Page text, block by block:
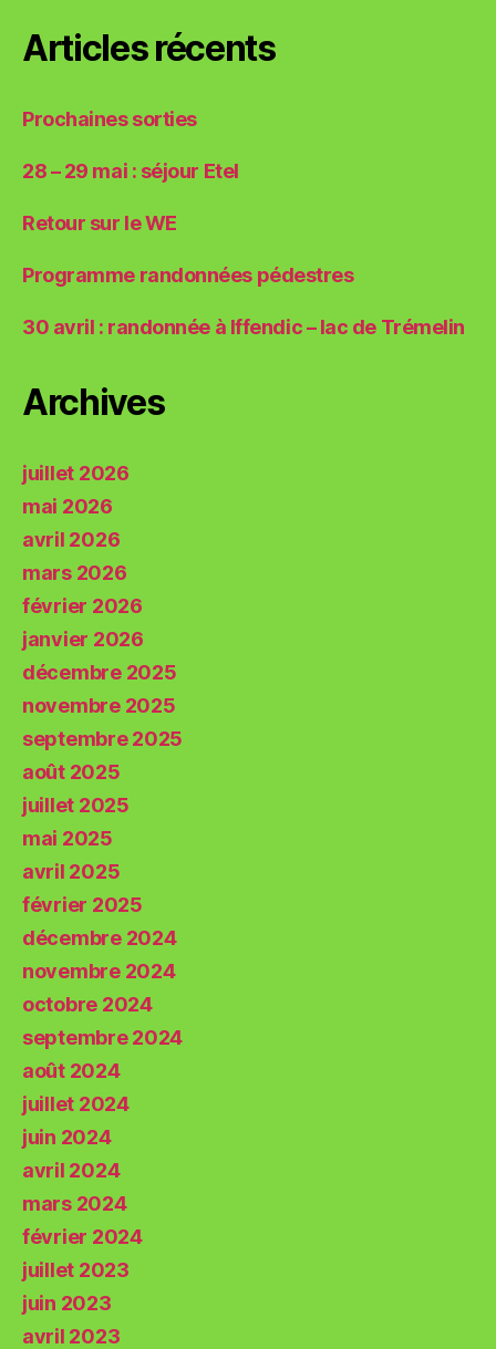
Articles récents
Prochaines sorties
28 – 29 mai : séjour Etel
Retour sur le WE
Programme randonnées pédestres
30 avril : randonnée à Iffendic – lac de Trémelin
Archives
juillet 2026
mai 2026
avril 2026
mars 2026
février 2026
janvier 2026
décembre 2025
novembre 2025
septembre 2025
août 2025
juillet 2025
mai 2025
avril 2025
février 2025
décembre 2024
novembre 2024
octobre 2024
septembre 2024
août 2024
juillet 2024
juin 2024
avril 2024
mars 2024
février 2024
juillet 2023
juin 2023
avril 2023